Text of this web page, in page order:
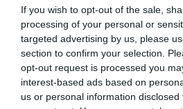
If you wish to opt-out of the sale,
processing of your personal or
targeted advertising by us, please
section to confirm your selection.
opt-out request is processed you
interest-based ads based on
us or personal information
CON IL